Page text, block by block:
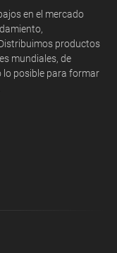
en el mercado
productos
mundiales, de
lo posible para formar